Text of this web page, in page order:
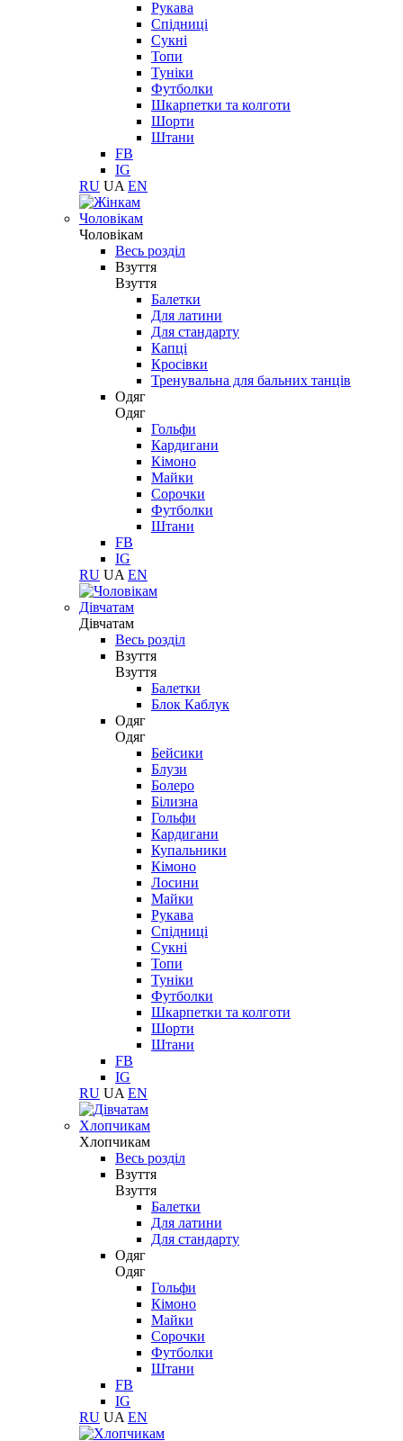
Рукава
Спідниці
Сукні
Топи
Туніки
Футболки
Шкарпетки та колготи
Шорти
Штани
FB
IG
RU UA EN
Чоловікам
Чоловікам
Весь розділ
Взуття
Взуття
Балетки
Для латини
Для стандарту
Капці
Кросівки
Тренувальна для бальних танців
Одяг
Одяг
Гольфи
Кардигани
Кімоно
Майки
Сорочки
Футболки
Штани
FB
IG
RU UA EN
Дівчатам
Дівчатам
Весь розділ
Взуття
Взуття
Балетки
Блок Каблук
Одяг
Одяг
Бейсики
Блузи
Болеро
Білизна
Гольфи
Кардигани
Купальники
Кімоно
Лосини
Майки
Рукава
Спідниці
Сукні
Топи
Туніки
Футболки
Шкарпетки та колготи
Шорти
Штани
FB
IG
RU UA EN
Хлопчикам
Хлопчикам
Весь розділ
Взуття
Взуття
Балетки
Для латини
Для стандарту
Одяг
Одяг
Гольфи
Кімоно
Майки
Сорочки
Футболки
Штани
FB
IG
RU UA EN